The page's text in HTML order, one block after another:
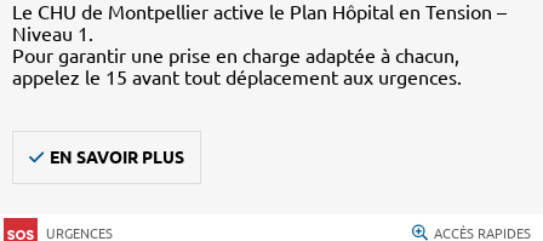
Le CHU de Montpellier active le Plan Hôpital en Tension –
Niveau 1.
Pour garantir une prise en charge adaptée à chacun,
appelez le 15 avant tout déplacement aux urgences.
EN SAVOIR PLUS
URGENCES ACCÈS RAPIDES